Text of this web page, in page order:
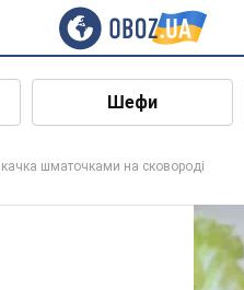
Шефи
шматочками на сковороді